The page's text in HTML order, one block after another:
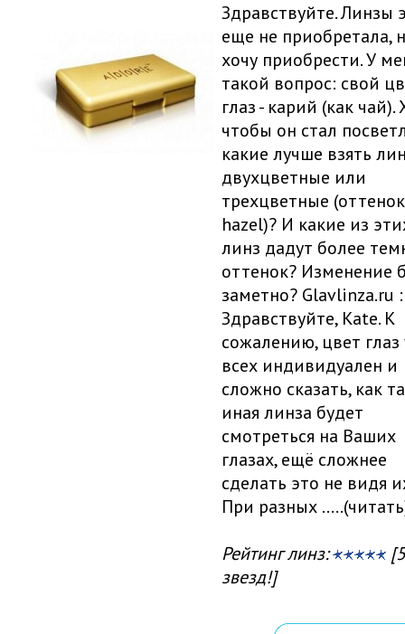
Здравствуйте. Линзы
еще не приобретала,
хочу приобрести. У
такой вопрос: свой
глаз - карий (как чай).
чтобы он стал
какие лучше взять
двухцветные или
трехцветные (оттенок
hazel)? И какие из
линз дадут более
оттенок? Изменение
заметно? Glavlinza.ru :
Здравствуйте, Kate. К
сожалению, цвет глаз
всех индивидуален и
сложно сказать, как
иная линза будет
смотреться на Ваших
глазах, ещё сложнее
сделать это не видя
При разных
Рейтинг линз:
звезд!]